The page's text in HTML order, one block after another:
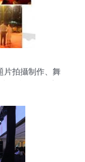
片拍攝制作、舞